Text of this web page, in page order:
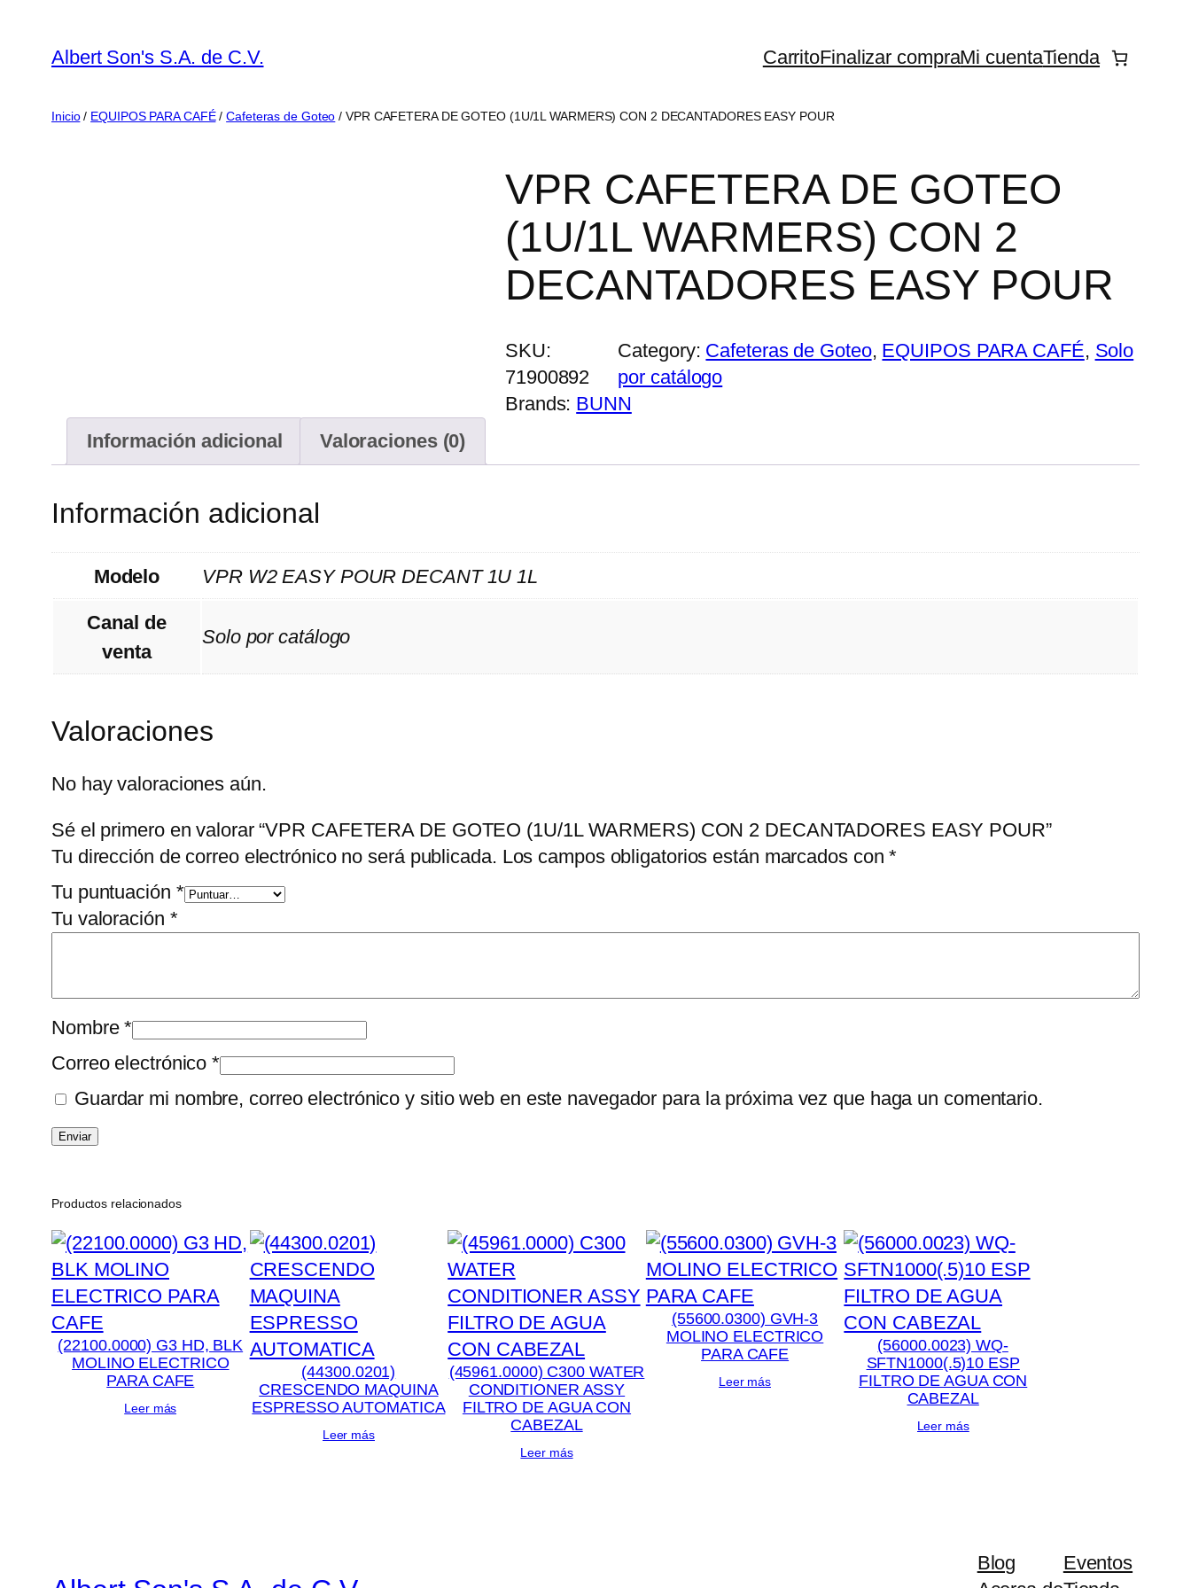
contenido
Albert Son's S.A. de C.V. CarritoFinalizar compraMi cuentaTienda
Inicio/ EQUIPOS PARA CAFÉ/Cafeteras de Goteo / VPR CAFETERA DE GOTEO (1U/1L WARMERS) CON 2 DECANTADORES EASY POUR
VPR CAFETERA DE GOTEO
(1U/1L WARMERS) CON 2
DECANTADORES EASY POUR
SKU:
71900892
Category: Cafeteras de Goteo, EQUIPOS PARA CAFÉ, Solo
por catálogo
Brands: BUNN
Información adicional
Valoraciones (0)
Información adicional
Modelo VPR W2 EASY POUR DECANT 1U 1L
Canal de
venta
Solo por catálogo
Valoraciones
No hay valoraciones aún.
Sé el primero en valorar “VPR CAFETERA DE GOTEO (1U/1L WARMERS) CON 2 DECANTADORES EASY POUR”
Tu dirección de correo electrónico no será publicada. Los campos obligatorios están marcados con*
Tu puntuación *
Tu valoración *
Nombre*
Correo electrónico*
Guardar mi nombre, correo electrónico y sitio web en este navegador para la próxima vez que haga un comentario.
Productos relacionados
(22100.0000) G3 HD, BLK
MOLINO ELECTRICO
PARA CAFE
Leer más
(44300.0201)
CRESCENDO MAQUINA
ESPRESSO AUTOMATICA
Leer más
(45961.0000) C300 WATER
CONDITIONER ASSY
FILTRO DE AGUA CON
CABEZAL
Leer más
(55600.0300) GVH-3
MOLINO ELECTRICO
PARA CAFE
Leer más
(56000.0023) WQ-
SFTN1000(.5)10 ESP
FILTRO DE AGUA CON
CABEZAL
Leer más
Blog
Eventos